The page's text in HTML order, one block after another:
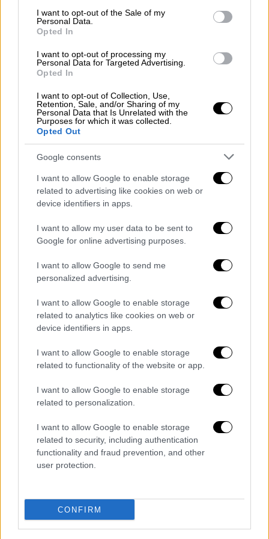
consent section.
I want to opt-out of the Sale of my
Personal Data.
Opted In
I want to opt-out of processing my
Personal Data for Targeted Advertising.
Opted In
I want to opt-out of Collection, Use,
Retention, Sale, and/or Sharing of my
Personal Data that Is Unrelated with the
Purposes for which it was collected.
Opted Out
Google consents
I want to allow Google to enable storage
related to advertising like cookies on web or
device identifiers in apps.
I want to allow my user data to be sent to
Google for online advertising purposes.
I want to allow Google to send me
personalized advertising.
I want to allow Google to enable storage
related to analytics like cookies on web or
device identifiers in apps.
I want to allow Google to enable storage
related to functionality of the website or app.
I want to allow Google to enable storage
related to personalization.
I want to allow Google to enable storage
related to security, including authentication
functionality and fraud prevention, and other
user protection.
CONFIRM
ελέγχοντας πλήρως τον ρυθμό. Παρά τη
μείωση του σκορ από τη βελγική ομάδα,
έφτασαν σε μία άνετη επικράτηση με πέντε
γκολ συνολικά.
Την ίδια ώρα, η Θέλτα εκμεταλλεύτηκε το
αριθμητικό της πλεονέκτημα καθώς η Λυών
έμεινε με δέκα απ' το 19' λόγω αποβολής
του Νιακατέ, ενώ στις καθυστερήσεις
αποβλήθηκε και ο Ταλιαφίκο. Και με δύο
γκολ στο δεύτερο μέρος «καθάρισε» την
πρόκριση, ολοκληρώνοντας με ιδανικό
τρόπο την αποστολή της.
Σπουδαία πρόκριση με ανατροπή πανηγύρισε
και η Νότιγχαμ Φόρεστ. Η αγγλική ομάδα που
είχε χάσει με 1-0 στο Σίτι Γκράουντ από τη
Επικράτησε με 2-1 στο 90λεπτο, οδήγησε το
ματς στην παράταση, όπου το σκορ δεν
άλλαξε. Στα πέναλτι όμως η Μίντιλαντ ήταν
παντελώς άστοχη έχοντας μηδέν στις τρεις
εκτελέσεις, σε αντίθεση με τη Φόρεστ που
είχε τρία γκολ σε τρεις εκτελέσεις. Με
τελικό σκορ 3-0 η Νότιγχαμ πήρε το
Από την Τετάρτη (18/3) η Μπράγκα είχε
εξασφαλίσει το εισιτήριο για την επόμενη
φάση καθώς πέτυχε μεγάλη νίκη επί της
Αποτελέσματα